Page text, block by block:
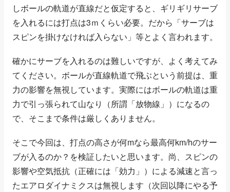
しボールの軌道が直線だと仮定すると、ギリギリサーブ
を入れるには打点は3ｍくらい必要。だから「サーブは
スピンを掛けなければ入らない」等とよく言われます。
確かにサーブを入れるのは難しいですが、よく考えてみ
てください。ボールが直線軌道で飛ぶという前提は、重
力の影響を無視しています。実際にはボールの軌道は重
力で引っ張られて山なり（所謂「放物線」）になるの
で、そこまで条件は厳しくありません。
そこで今回は、打点の高さが何mなら最高何km/hのサー
ブが入るのか？を検証したいと思います。尚、スピンの
影響や空気抵抗（正確には「効力」）による減速と言っ
たエアロダイナミクスは無視します（次回以降にやる予